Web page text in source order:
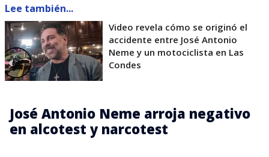
Lee también...
Video revela cómo se originó el
accidente entre José Antonio
Neme y un motociclista en Las
Condes
José Antonio Neme arroja negativo
en alcotest y narcotest